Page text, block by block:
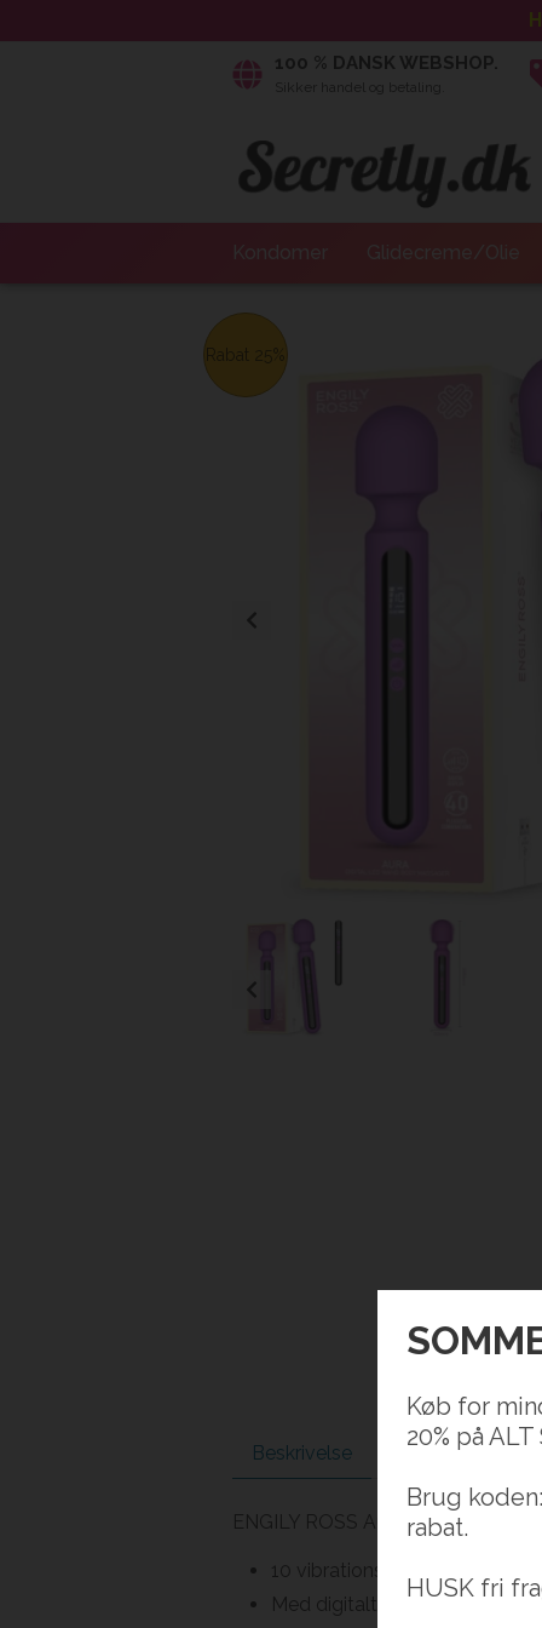
100 % DANSK WEBSHOP.
Sikker handel og betaling.
Kondomer
Rabat 25%
Beskrivelse
ENGILY ROSS Aura-
10 vibrationsfunktioner – 4
Med digitalt display
Køb for
20% på
Brug
rabat.
HUSK fri